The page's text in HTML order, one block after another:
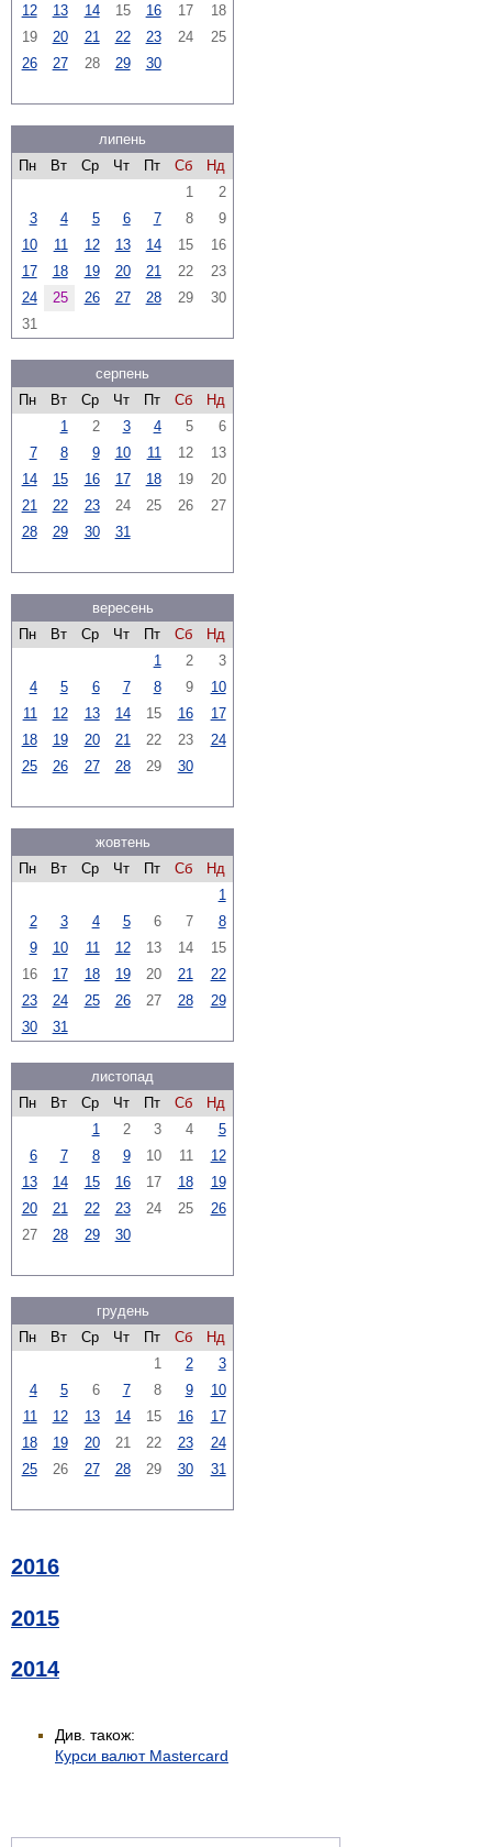
12
13 14 15 16 17
18
19
20 21 22 23 24
25
26
27 28 29 30
липень
Пн
Вт Ср Чт Пт Сб
Нд
1
2
3
4 5 6 7 8
9
10
11 12 13 14 15
16
17
18 19 20 21 22
23
24
25 26 27 28 29
30
31
серпень
Пн
Вт Ср Чт Пт Сб
Нд
1
2 3 4 5
6
7
8 9 10 11 12
13
14
15 16 17 18 19
20
21
22 23 24 25 26
27
28
29 30 31
вересень
Пн
Вт Ср Чт Пт Сб
Нд
1
2
3
4
5 6 7 8 9
10
11
12 13 14 15 16
17
18
19 20 21 22 23
24
25
26 27 28 29 30
жовтень
Пн
Вт Ср Чт Пт Сб
Нд
1
2
3 4 5 6 7
8
9
10 11 12 13 14
15
16
17 18 19 20 21
22
23
24 25 26 27 28
29
30
31
листопад
Пн
Вт Ср Чт Пт Сб
Нд
1
2 3 4
5
6
7 8 9 10 11
12
13
14 15 16 17 18
19
20
21 22 23 24 25
26
27
28 29 30
грудень
Пн
Вт Ср Чт Пт Сб
Нд
1
2
3
4
5 6 7 8 9
10
11
12 13 14 15 16
17
18
19 20 21 22 23
24
25
26 27 28 29 30 31
2016
2015
2014
Див. також:
Курси валют Mastercard